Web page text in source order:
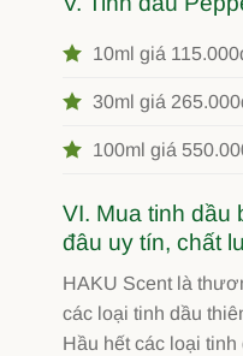
10ml giá
30ml giá
100ml giá
VI. Mua tinh dầu
đâu uy tín, chất
HAKU Scent là
các loại tinh dầu
Hầu hết các loại